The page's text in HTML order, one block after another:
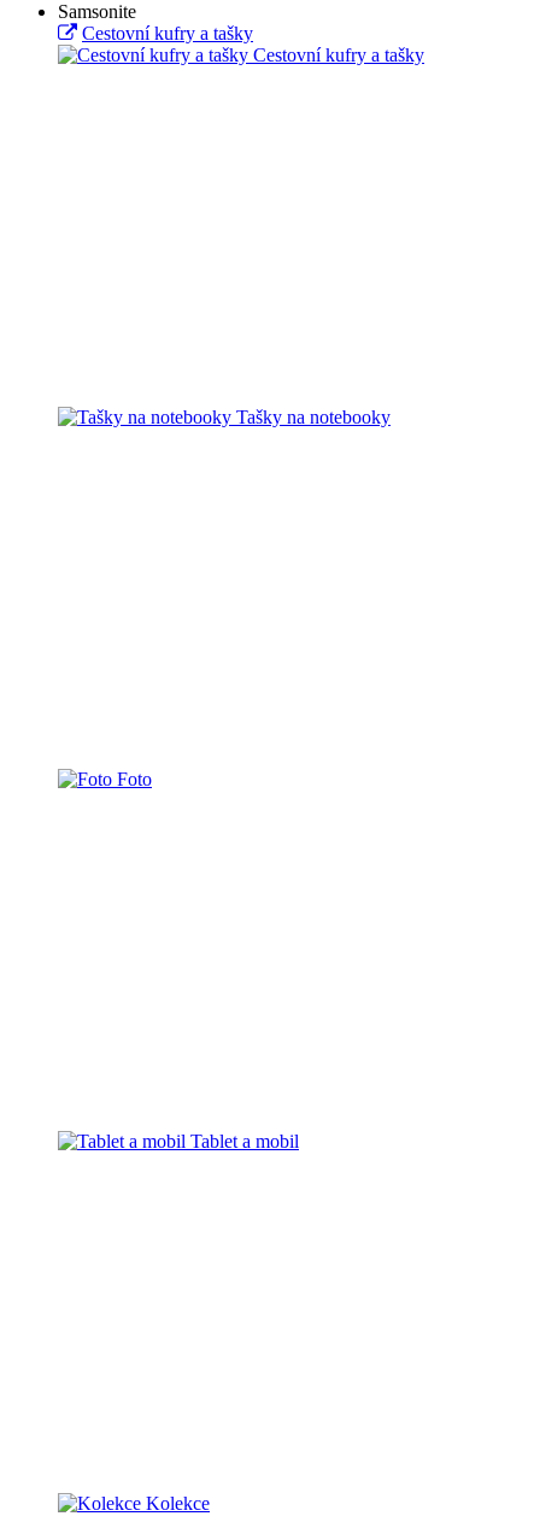
Samsonite
Cestovní kufry a tašky
Cestovní kufry a tašky
Tašky na notebooky
Foto
Tablet a mobil
Kolekce